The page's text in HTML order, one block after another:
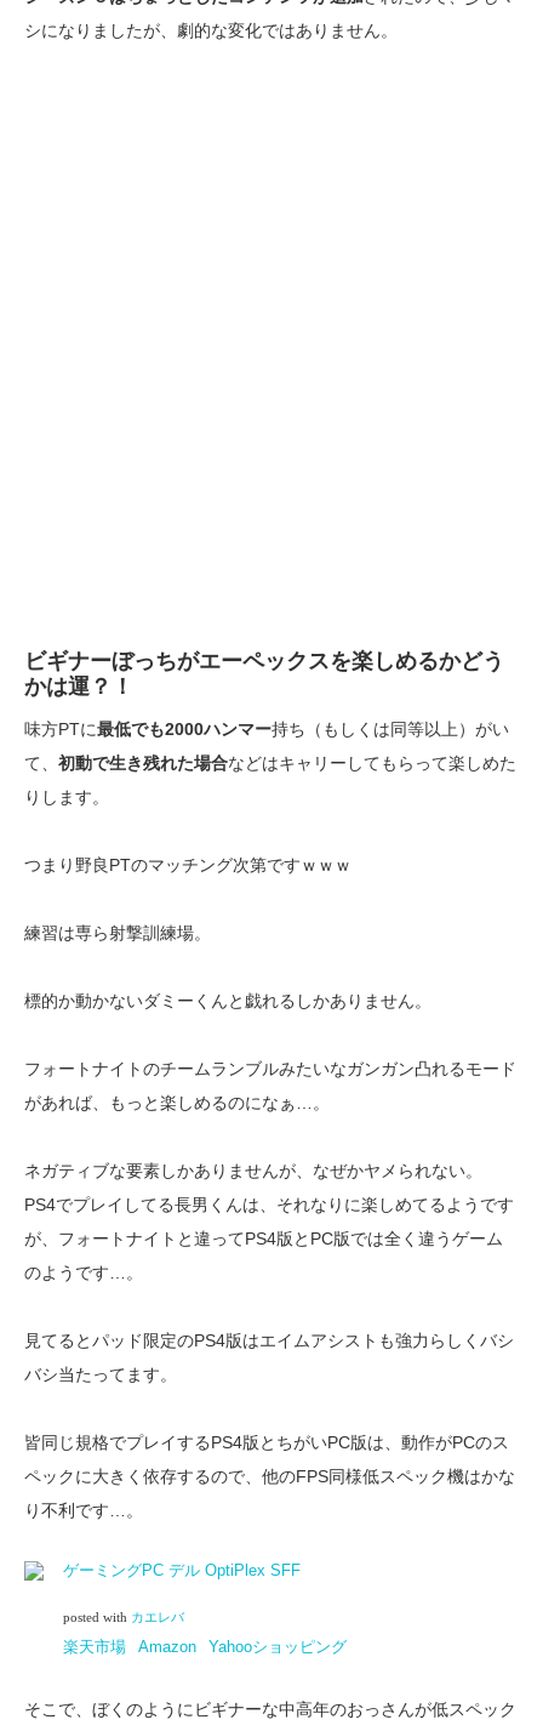
シになりましたが、劇的な変化ではありません。
ビギナーぼっちがエーペックスを楽しめるかどう
かは運？！
味方PTに最低でも2000ハンマー持ち（もしくは同等以上）がい
て、 初動で生き残れた場合などはキャリーしてもらって楽しめた
りします。
つまり野良PTのマッチング次第ですｗｗｗ
練習は専ら射撃訓練場。
標的か動かないダミーくんと戯れるしかありません。
フォートナイトのチームランブルみたいなガンガン凸れるモード
があれば、もっと楽しめるのになぁ…。
ネガティブな要素しかありませんが、なぜかヤメられない。
PS4でプレイしてる長男くんは、それなりに楽しめてるようです
が、フォートナイトと違ってPS4版とPC版では全く違うゲーム
のようです…。
見てるとパッド限定のPS4版はエイムアシストも強力らしくバシ
バシ当たってます。
皆同じ規格でプレイするPS4版とちがいPC版は、動作がPCのス
ペックに大きく依存するので、他のFPS同様低スペック機はかな
り不利です…。
ゲーミングPC デル OptiPlex SFF
posted with カエレバ
楽天市場 Amazon Yahooショッピング
そこで、ぼくのようにビギナーな中高年のおっさんが低スペック